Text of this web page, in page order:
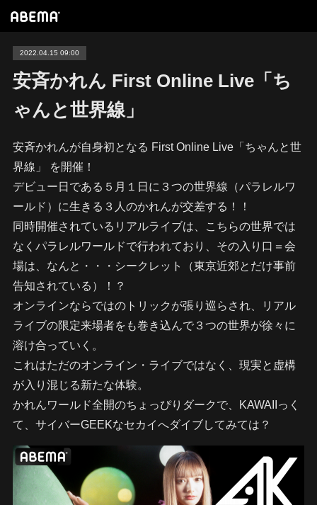
2022.04.15 09:00
安斉かれん First Online Live「ち
ゃんと世界線」
安斉かれんが自身初となる First Online Live「ちゃんと世
界線」 を開催！
デビュー日である５月１日に３つの世界線（パラレルワ
ールド）に生きる３人のかれんが交差する！！
同時開催されているリアルライブは、こちらの世界では
なくパラレルワールドで行われており、その入り口＝会
場は、なんと・・・シークレット（東京近郊とだけ事前
告知されている）！？
オンラインならではのトリックが張り巡らされ、リアル
ライブの限定来場者をも巻き込んで３つの世界が徐々に
溶け合っていく。
これはただのオンライン・ライブではなく、現実と虚構
が入り混じる新たな体験。
かれんワールド全開のちょっぴりダークで、KAWAIIっく
て、サイバーGEEKなセカイへダイブしてみては？